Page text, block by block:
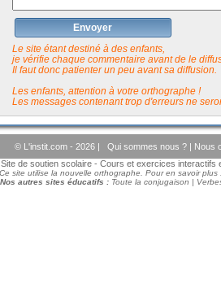
Envoyer
Le site étant destiné à des enfants,
je vérifie chaque commentaire avant de le
Il faut donc patienter un peu avant sa diffusion.
Les enfants, attention à votre orthographe !
Les messages contenant trop d'erreurs ne
© L'instit.com - 2026 | Qui sommes nous ? | Nous
Site de soutien scolaire - Cours et exercices interactifs
site utilise la nouvelle orthographe. Pour en savoir
Nos autres sites éducatifs : Toute la conjugaison |